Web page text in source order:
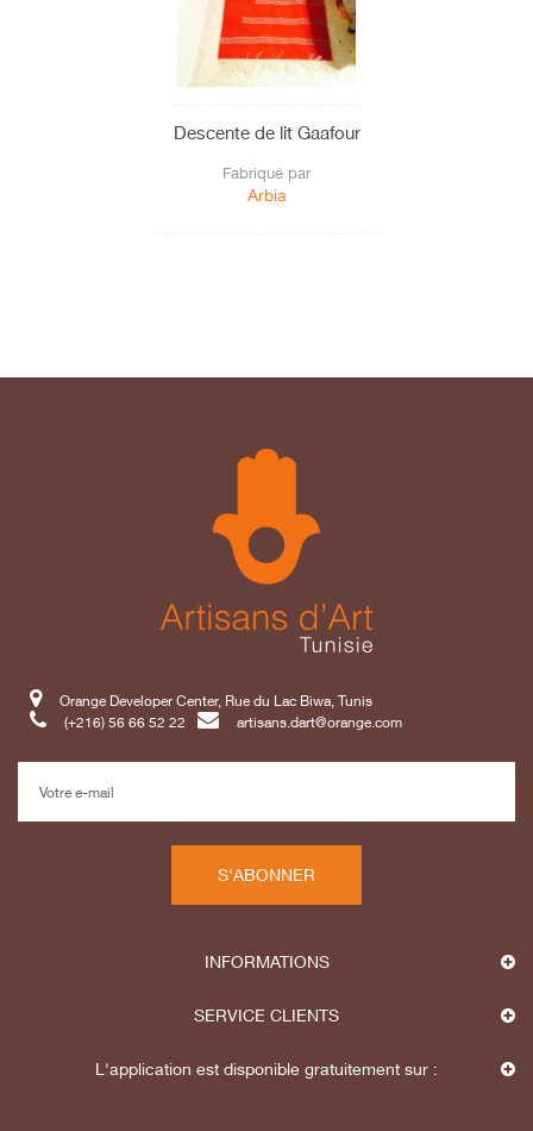
Descente de lit Gaafour
Fabriqué par
Arbia
Orange Developer Center, Rue du Lac Biwa, Tunis
(+216) 56 66 52 22
artisans.dart@orange.com
S'ABONNER
INFORMATIONS
SERVICE CLIENTS
L'application est disponible gratuitement sur :